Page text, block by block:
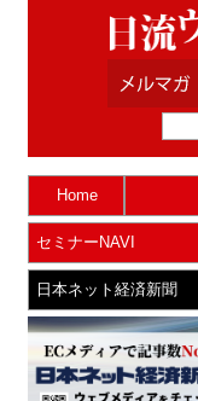
Home
セミナーNAVI
日本ネット経済新聞